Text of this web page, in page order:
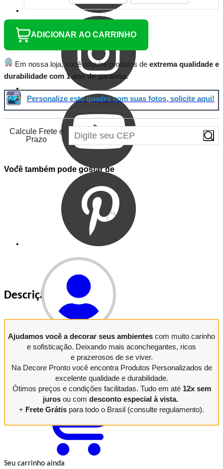
Entrar
Minha Conta
Seu carrinho ainda
ADICIONAR AO CARRINHO
Em nossa loja, você adquire produtos de extrema qualidade e
durabilidade com 1 ano de garantia.
Personalize este quadro com suas fotos, solicite aqui!
Calcule Frete e
Prazo
Você também pode gostar de
Descrição do Produto
Ajudamos você a decorar seus ambientes com muito carinho
e sofisticação. Deixando mais aconchegantes, ricos
e prazerosos de se viver.
Na Decore Pronto você encontra Produtos Personalizados de
excelente qualidade e durabilidade.
Ótimos preços e condições facilitadas. Tudo em até 12x sem
juros ou com desconto especial à vista.
+ Frete Grátis para todo o Brasil (consulte regulamento).